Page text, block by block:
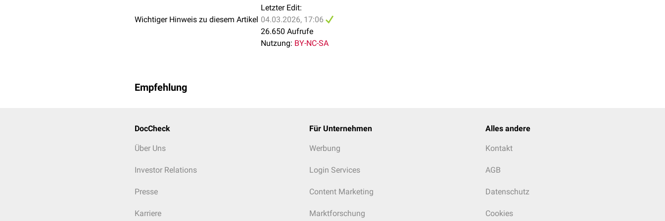
Wichtiger Hinweis zu diesem Artikel
Letzter Edit:
04.03.2026, 17:06
26.650 Aufrufe
Nutzung: BY-NC-SA
Empfehlung
DocCheck
Über Uns
Investor Relations
Presse
Karriere
Für Unternehmen
Werbung
Login Services
Content Marketing
Marktforschung
Alles andere
Kontakt
AGB
Datenschutz
Cookies